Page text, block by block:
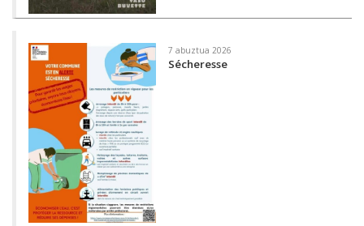
7 abuztua 2026
Sécheresse